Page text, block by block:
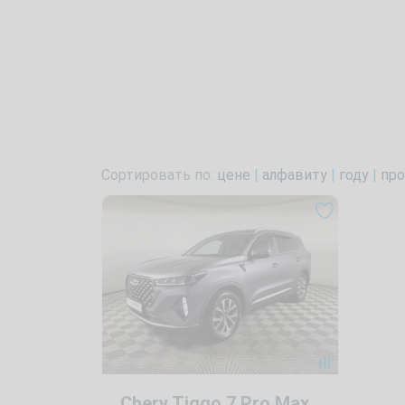
Сортировать по: цене | алфавиту | году |